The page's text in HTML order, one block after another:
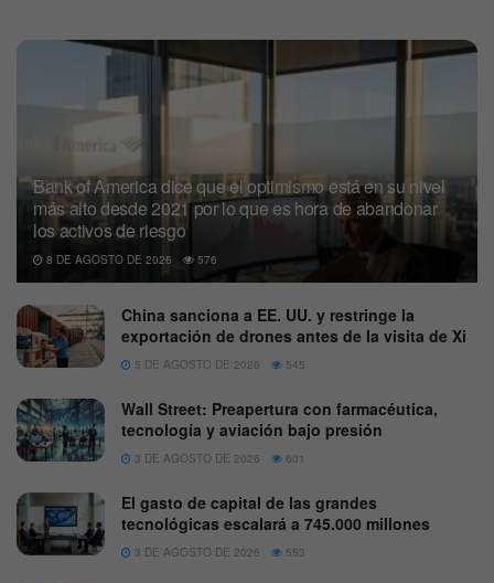
Bank of America dice que el optimismo está en su nivel
más alto desde 2021 por lo que es hora de abandonar
los activos de riesgo
8 DE AGOSTO DE 2026 576
China sanciona a EE. UU. y restringe la
exportación de drones antes de la visita de Xi
5 DE AGOSTO DE 2026 545
Wall Street: Preapertura con farmacéutica,
tecnología y aviación bajo presión
3 DE AGOSTO DE 2026 601
El gasto de capital de las grandes
tecnológicas escalará a 745.000 millones
3 DE AGOSTO DE 2026 553